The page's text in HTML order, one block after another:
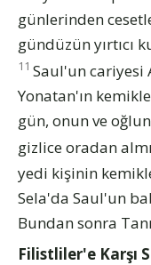
günlerinden
gündüzün yırtıcı
11 Saul'un cariyesi
Yonatan'ın
gün, onun ve
gizlice oradan
yedi kişinin
Sela'da Saul'un
Bundan sonra
Filistliler'e Karşı